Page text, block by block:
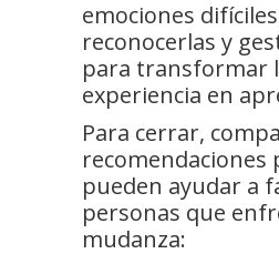
emociones
reconocerlas y
para transformar
experiencia en
Para cerrar,
recomendaciones
pueden ayudar a
personas que
mudanza: